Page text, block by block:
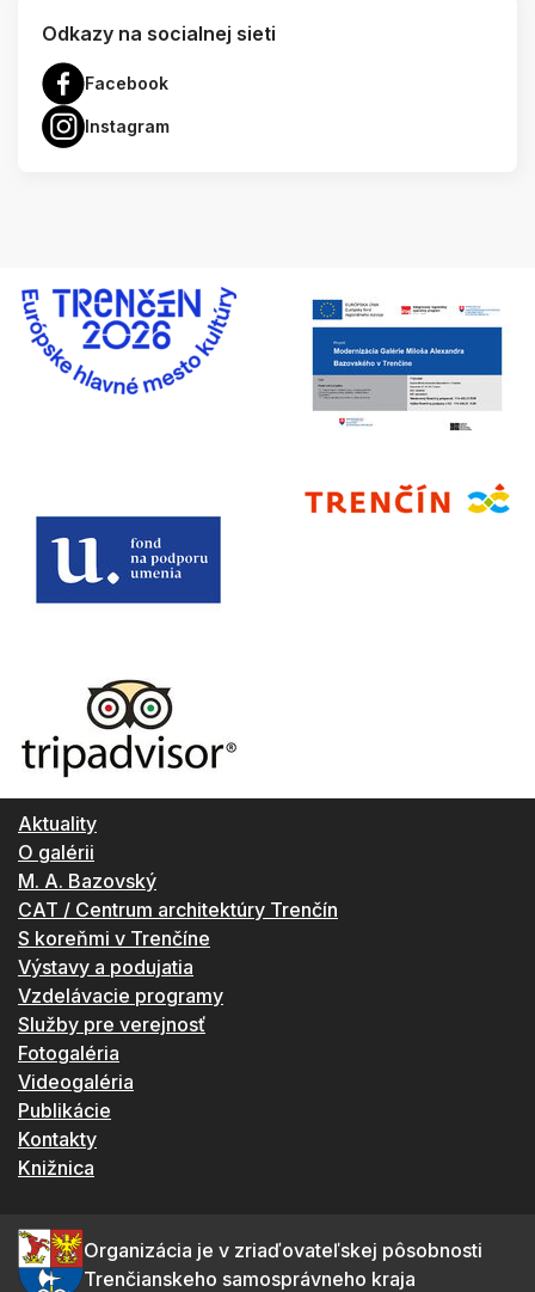
Odkazy na socialnej sieti
Facebook
Instagram
Aktuality
O galérii
M. A. Bazovský
CAT / Centrum architektúry Trenčín
S koreňmi v Trenčíne
Výstavy a podujatia
Vzdelávacie programy
Služby pre verejnosť
Fotogaléria
Videogaléria
Publikácie
Kontakty
Knižnica
Organizácia je v zriaďovateľskej pôsobnosti
Trenčianskeho samosprávneho kraja